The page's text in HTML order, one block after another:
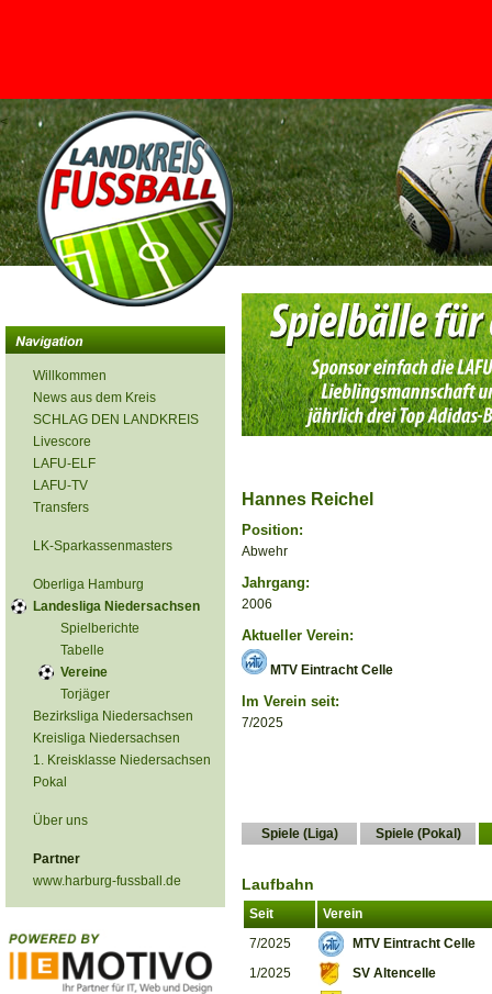
<
Willkommen
News aus dem Kreis
SCHLAG DEN LANDKREIS
Livescore
LAFU-ELF
LAFU-TV
Transfers
LK-Sparkassenmasters
Oberliga Hamburg
Landesliga Niedersachsen
Spielberichte
Tabelle
Vereine
Torjäger
Bezirksliga Niedersachsen
Kreisliga Niedersachsen
1. Kreisklasse Niedersachsen
Pokal
Über uns
Partner
www.harburg-fussball.de
Hannes Reichel
Position:
Abwehr
Jahrgang:
2006
Aktueller Verein:
MTV Eintracht Celle
Im Verein seit:
7/2025
Spiele (Liga) Spiele (Pokal)
Laufbahn
Seit
Verein
7/2025
MTV Eintracht Celle
1/2025
SV Altencelle